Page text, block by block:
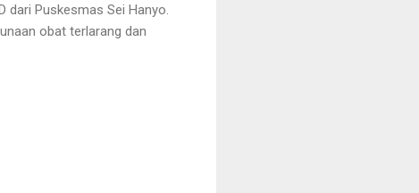
dari Puskesmas Sei Hanyo.
obat terlarang dan